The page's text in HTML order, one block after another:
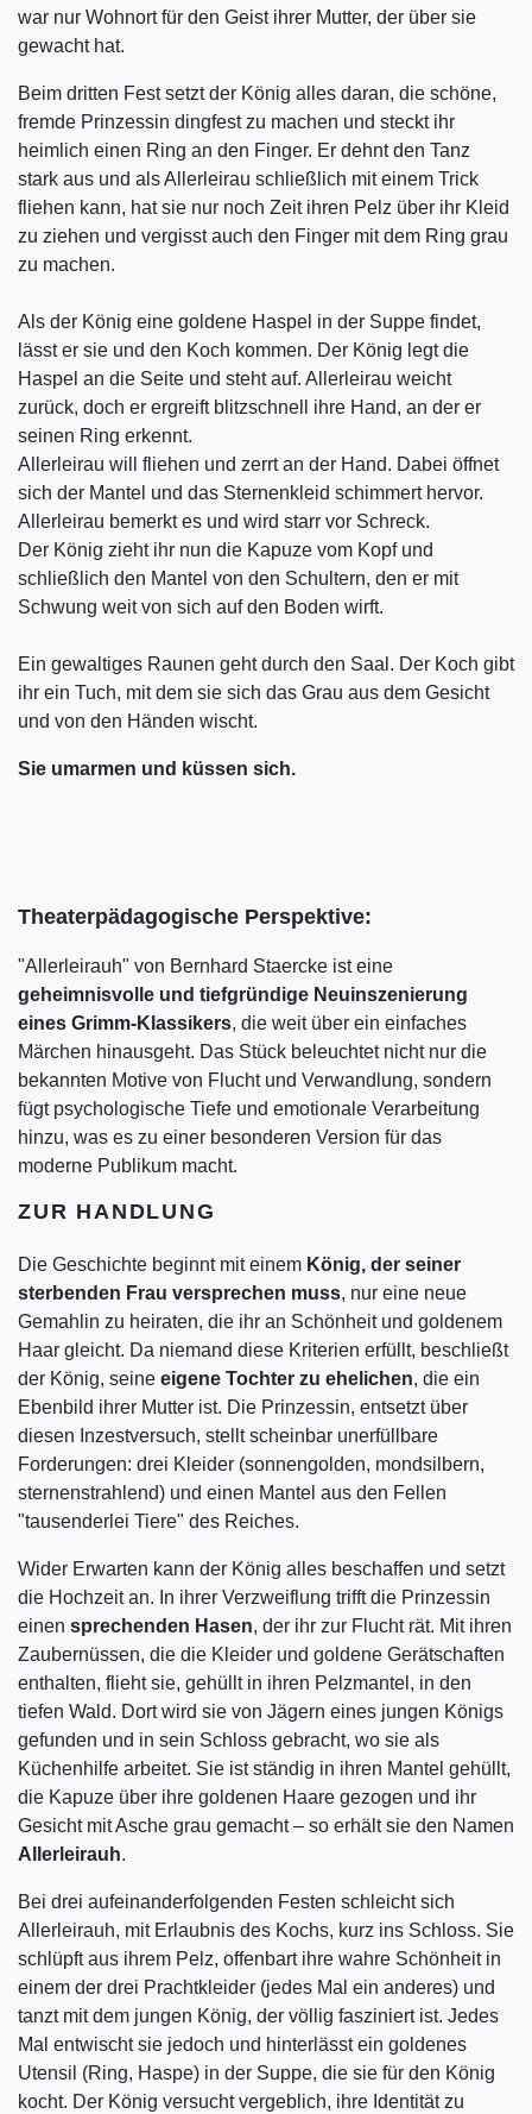
war nur Wohnort für den Geist ihrer Mutter, der über sie
gewacht hat.
Beim dritten Fest setzt der König alles daran, die schöne,
fremde Prinzessin dingfest zu machen und steckt ihr
heimlich einen Ring an den Finger. Er dehnt den Tanz
stark aus und als Allerleirau schließlich mit einem Trick
fliehen kann, hat sie nur noch Zeit ihren Pelz über ihr Kleid
zu ziehen und vergisst auch den Finger mit dem Ring grau
zu machen.
Als der König eine goldene Haspel in der Suppe findet,
lässt er sie und den Koch kommen. Der König legt die
Haspel an die Seite und steht auf. Allerleirau weicht
zurück, doch er ergreift blitzschnell ihre Hand, an der er
seinen Ring erkennt.
Allerleirau will fliehen und zerrt an der Hand. Dabei öffnet
sich der Mantel und das Sternenkleid schimmert hervor.
Allerleirau bemerkt es und wird starr vor Schreck.
Der König zieht ihr nun die Kapuze vom Kopf und
schließlich den Mantel von den Schultern, den er mit
Schwung weit von sich auf den Boden wirft.
Ein gewaltiges Raunen geht durch den Saal. Der Koch gibt
ihr ein Tuch, mit dem sie sich das Grau aus dem Gesicht
und von den Händen wischt.
Sie umarmen und küssen sich.
Theaterpädagogische Perspektive:
"Allerleirauh" von Bernhard Staercke ist eine
geheimnisvolle und tiefgründige Neuinszenierung
eines Grimm-Klassikers, die weit über ein einfaches
Märchen hinausgeht. Das Stück beleuchtet nicht nur die
bekannten Motive von Flucht und Verwandlung, sondern
fügt psychologische Tiefe und emotionale Verarbeitung
hinzu, was es zu einer besonderen Version für das
moderne Publikum macht.
ZUR HANDLUNG
Die Geschichte beginnt mit einem König, der seiner
sterbenden Frau versprechen muss, nur eine neue
Gemahlin zu heiraten, die ihr an Schönheit und goldenem
Haar gleicht. Da niemand diese Kriterien erfüllt, beschließt
der König, seine eigene Tochter zu ehelichen, die ein
Ebenbild ihrer Mutter ist. Die Prinzessin, entsetzt über
diesen Inzestversuch, stellt scheinbar unerfüllbare
Forderungen: drei Kleider (sonnengolden, mondsilbern,
sternenstrahlend) und einen Mantel aus den Fellen
"tausenderlei Tiere" des Reiches.
Wider Erwarten kann der König alles beschaffen und setzt
die Hochzeit an. In ihrer Verzweiflung trifft die Prinzessin
einen sprechenden Hasen, der ihr zur Flucht rät. Mit ihren
Zaubernüssen, die die Kleider und goldene Gerätschaften
enthalten, flieht sie, gehüllt in ihren Pelzmantel, in den
tiefen Wald. Dort wird sie von Jägern eines jungen Königs
gefunden und in sein Schloss gebracht, wo sie als
Küchenhilfe arbeitet. Sie ist ständig in ihren Mantel gehüllt,
die Kapuze über ihre goldenen Haare gezogen und ihr
Gesicht mit Asche grau gemacht – so erhält sie den Namen
Allerleirauh.
Bei drei aufeinanderfolgenden Festen schleicht sich
Allerleirauh, mit Erlaubnis des Kochs, kurz ins Schloss. Sie
schlüpft aus ihrem Pelz, offenbart ihre wahre Schönheit in
einem der drei Prachtkleider (jedes Mal ein anderes) und
tanzt mit dem jungen König, der völlig fasziniert ist. Jedes
Mal entwischt sie jedoch und hinterlässt ein goldenes
Utensil (Ring, Haspe) in der Suppe, die sie für den König
kocht. Der König versucht vergeblich, ihre Identität zu